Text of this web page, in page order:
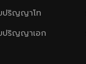
ปริญญาโท
ปริญญาเอก